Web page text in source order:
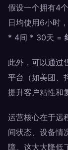
假设一个拥有4
日均使用6小时
* 4间 * 30天 =
此外，可以通过
平台（如美团、
提升客户粘性和
运营核心在于远
间状态、设备情
障。这大大降低